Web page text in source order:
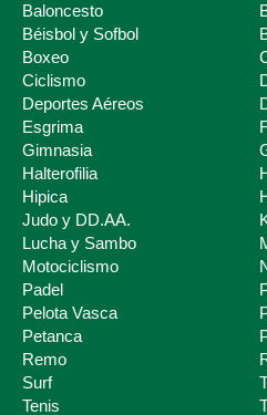
Deporte Escolar
Baloncesto
Béisbol y Sofbol
Boxeo
Ciclismo
Deportes Aéreos
Esgrima
Gimnasia
Halterofilia
Hipica
Judo y DD.AA.
Lucha y Sambo
Motociclismo
Padel
Pelota Vasca
Petanca
Remo
Surf
Tenis